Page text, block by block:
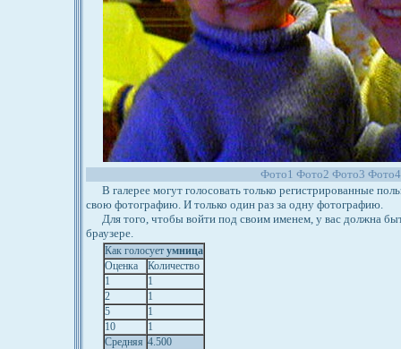
Фото1 Фото2 Фото3
В галерее могут голосовать только регистрированные
свою фотографию. И только один раз за одну фотографию.
Для того, чтобы войти под своим именем, у вас должна
браузере.
Как голосует умница
Оценка
Количество
1
1
2
1
5
1
10
1
Средняя 4.500